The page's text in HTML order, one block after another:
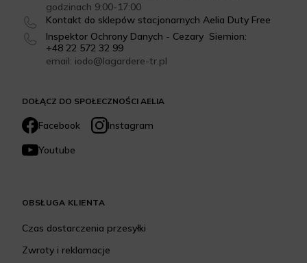
DOŁĄCZ DO SPOŁECZNOŚCI AELIA
Facebook
Instagram
Youtube
godzinach 9:00-17:00
Kontakt do sklepów stacjonarnych Aelia Duty Free
Inspektor Ochrony Danych - Cezary Siemion:
+48 22 572 32 99
email: iodo@lagardere-tr.pl
OBSŁUGA KLIENTA
Czas dostarczenia przesyłki
Zwroty i reklamacje